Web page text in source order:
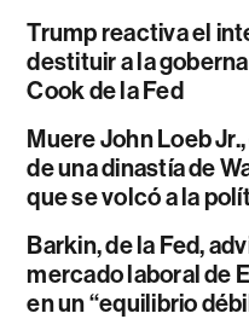
Trump reactiva el
destituir a la
Cook de la Fed
Muere John Loeb
de una dinastía de
que se volcó a la
Barkin, de la Fed,
mercado laboral de
en un “equilibrio